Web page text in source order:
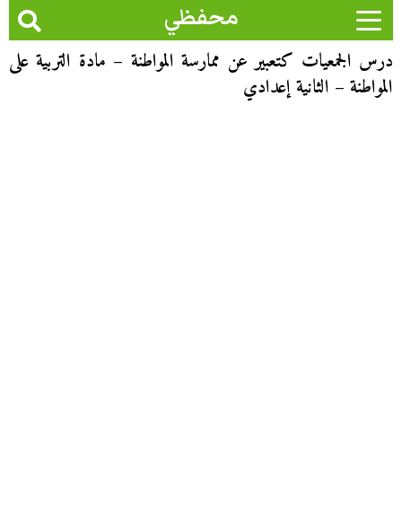
محفظي
درس الجمعيات كتعبير عن ممارسة المواطنة – مادة التربية على
المواطنة – الثانية إعدادي